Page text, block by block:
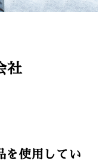
社
を使用してい